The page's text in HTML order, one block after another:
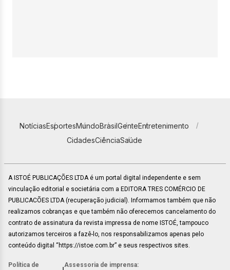
NotíciasEsportesMundoBrasilGenteEntretenimento
CidadesCiênciaSaúde
A ISTOÉ PUBLICAÇÕES LTDA é um portal digital independente e sem
vinculação editorial e societária com a EDITORA TRES COMÉRCIO DE
PUBLICACÕES LTDA (recuperação judicial). Informamos também que não
realizamos cobranças e que também não oferecemos cancelamento do
contrato de assinatura da revista impressa de nome ISTOÉ, tampouco
autorizamos terceiros a fazê-lo, nos responsabilizamos apenas pelo
conteúdo digital “https://istoe.com.br” e seus respectivos sites.
Política de Assessoria de imprensa: